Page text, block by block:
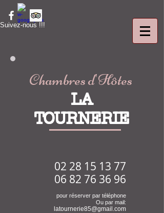
Chambres d'Hôtes
LA
TOURNERIE
Suivez-nous !!!
02 28 15 13 77
06 82 76 36 96
pour réserver par téléphone
Ou par mail:
latournerie85@gmail.com